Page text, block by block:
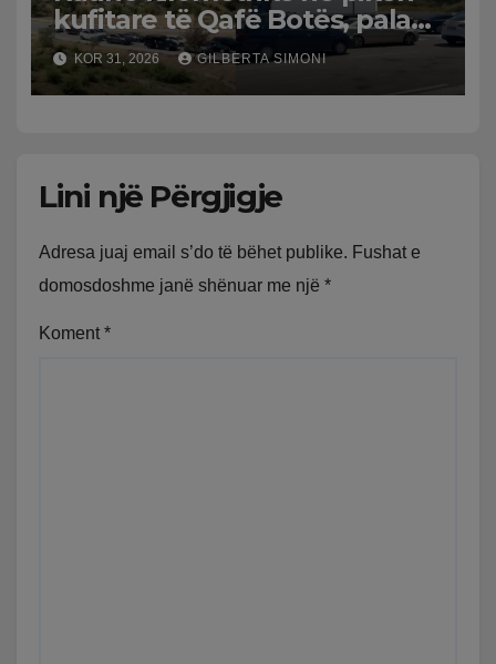
kufitare të Qafë Botës, pala
greke raporton defekt në
sistem, qytetarët mbeten të
bllokuar
KOR 31, 2026 GILBERTA SIMONI
Lini një Përgjigje
Adresa juaj email s’do të bëhet publike. Fushat e
domosdoshme janë shënuar me një *
Koment *